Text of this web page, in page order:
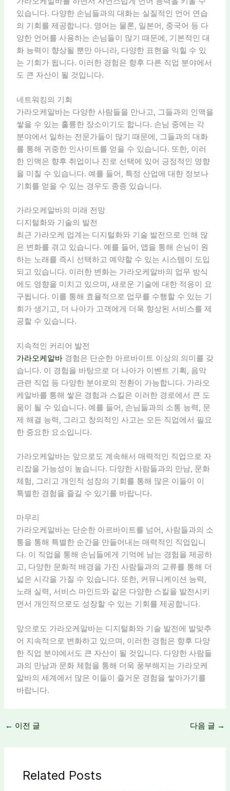
있습니다. 다양한 손님들과의 대화는 실질적인 언어 연습
의 기회를 제공합니다. 영어는 물론, 일본어, 중국어 등 다
양한 언어를 사용하는 손님들이 많기 때문에, 기본적인 대
화 능력이 향상될 뿐만 아니라, 다양한 표현을 익힐 수 있
는 기회가 됩니다. 이러한 경험은 향후 다른 직업 분야에서
도 큰 자산이 될 것입니다.
네트워킹의 기회
가라오케알바는 다양한 사람들을 만나고, 그들과의 인맥을
쌓을 수 있는 훌륭한 장소이기도 합니다. 손님 중에는 각
분야에서 일하는 전문가들이 많기 때문에, 그들과의 대화
를 통해 귀중한 인사이트를 얻을 수 있습니다. 또한, 이러
한 인맥은 향후 취업이나 진로 선택에 있어 긍정적인 영향
을 미칠 수 있습니다. 예를 들어, 특정 산업에 대한 정보나
기회를 얻을 수 있는 경우도 종종 있습니다.
가라오케알바의 미래 전망
디지털화와 기술의 발전
최근 가라오케 업계는 디지털화와 기술 발전으로 인해 많
은 변화를 겪고 있습니다. 예를 들어, 앱을 통해 손님이 원
하는 노래를 즉시 선택하고 예약할 수 있는 시스템이 도입
되고 있습니다. 이러한 변화는 가라오케알바의 업무 방식
에도 영향을 미치고 있으며, 새로운 기술에 대한 적응이 요
구됩니다. 이를 통해 효율적으로 업무를 수행할 수 있는 기
회가 생기고, 더 나아가 고객에게 더욱 향상된 서비스를 제
공할 수 있습니다.
지속적인 커리어 발전
가라오케알바경험은 단순한 아르바이트 이상의 의미를 갖
습니다. 이 경험을 바탕으로 더 나아가 이벤트 기획, 음악
관련 직업 등 다양한 분야로의 전환이 가능합니다. 가라오
케알바를 통해 쌓은 경험과 스킬은 이러한 경로에서 큰 도
움이 될 수 있습니다. 예를 들어, 손님들과의 소통 능력, 문
제 해결 능력, 그리고 창의적인 사고는 모든 직업에서 필요
한 중요한 요소입니다.
가라오케알바는 앞으로도 계속해서 매력적인 직업으로 자
리잡을 가능성이 높습니다. 다양한 사람들과의 만남, 문화
체험, 그리고 개인적 성장의 기회를 통해 많은 이들이 이
특별한 경험을 즐길 수 있기를 바랍니다.
마무리
가라오케알바는 단순한 아르바이트를 넘어, 사람들과의 소
통을 통해 특별한 순간을 만들어내는 매력적인 직업입니
다. 이 직업을 통해 손님들에게 기억에 남는 경험을 제공하
고, 다양한 문화적 배경을 가진 사람들과의 교류를 통해 더
넓은 시각을 가질 수 있습니다. 또한, 커뮤니케이션 능력,
노래 실력, 서비스 마인드와 같은 다양한 스킬을 발전시키
면서 개인적으로도 성장할 수 있는 기회를 제공합니다.
앞으로도 가라오케알바는 디지털화와 기술 발전에 발맞추
어 지속적으로 변화하고 있으며, 이러한 경험은 향후 다양
한 직업 분야에서도 큰 자산이 될 것입니다. 다양한 사람들
과의 만남과 문화 체험을 통해 더욱 풍부해지는 가라오케
알바의 세계에서 많은 이들이 즐거운 경험을 쌓아가기를
바랍니다.
← 이전 글 다음 글 →
Related Posts